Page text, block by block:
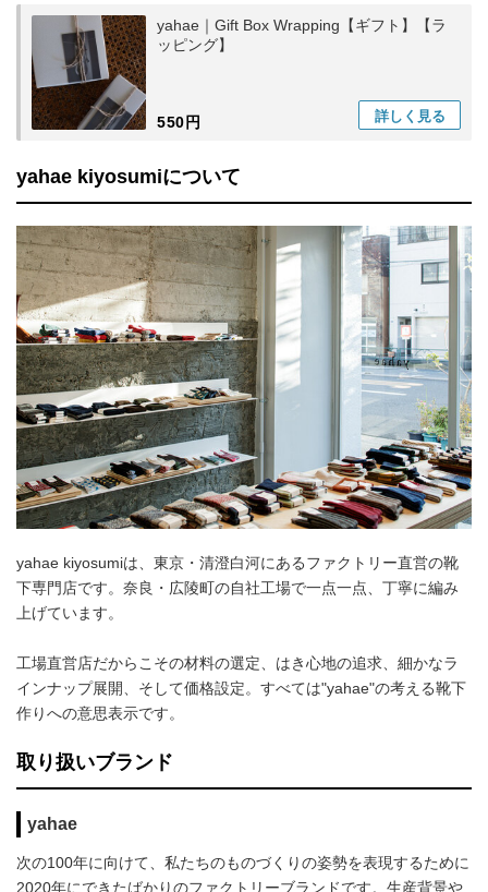
yahae｜Gift Box Wrapping【ギフト】【ラ
ッピング】
550円 詳しく 見る
yahae kiyosumiについて
yahae kiyosumiは、東京・清澄白河にあるファクトリー直営の靴
下専門店です。奈良・広陵町の自社工場で一点一点、丁寧に編み
上げています。
工場直営店だからこその材料の選定、はき心地の追求、細かなラ
インナップ展開、そして価格設定。すべては"yahae"の考える靴下
作りへの意思表示です。
取り扱いブランド
yahae
次の100年に向けて、私たちのものづくりの姿勢を表現するために
2020年にできたばかりのファクトリーブランドです。生産背景や